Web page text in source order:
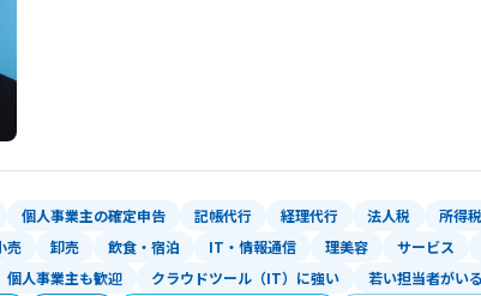
個人事業主の確定申告 記帳代行 経理代行 法人税 所得税
売 卸売 飲食・宿泊 IT・情報通信 理美容 サービス
個人事業主も歓迎 クラウドツール（IT）に強い 若い担当者がいる